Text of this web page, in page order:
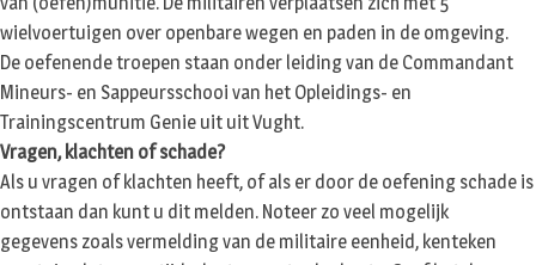
wielvoertuigen over openbare wegen en paden in de omgeving.
De oefenende troepen staan onder leiding van de Commandant
Mineurs- en Sappeursschooi van het Opleidings- en
Trainingscentrum Genie uit uit Vught.
Vragen, klachten of schade?
Als u vragen of klachten heeft, of als er door de oefening schade is
ontstaan dan kunt u dit melden. Noteer zo veel mogelijk
gegevens zoals vermelding van de militaire eenheid, kenteken